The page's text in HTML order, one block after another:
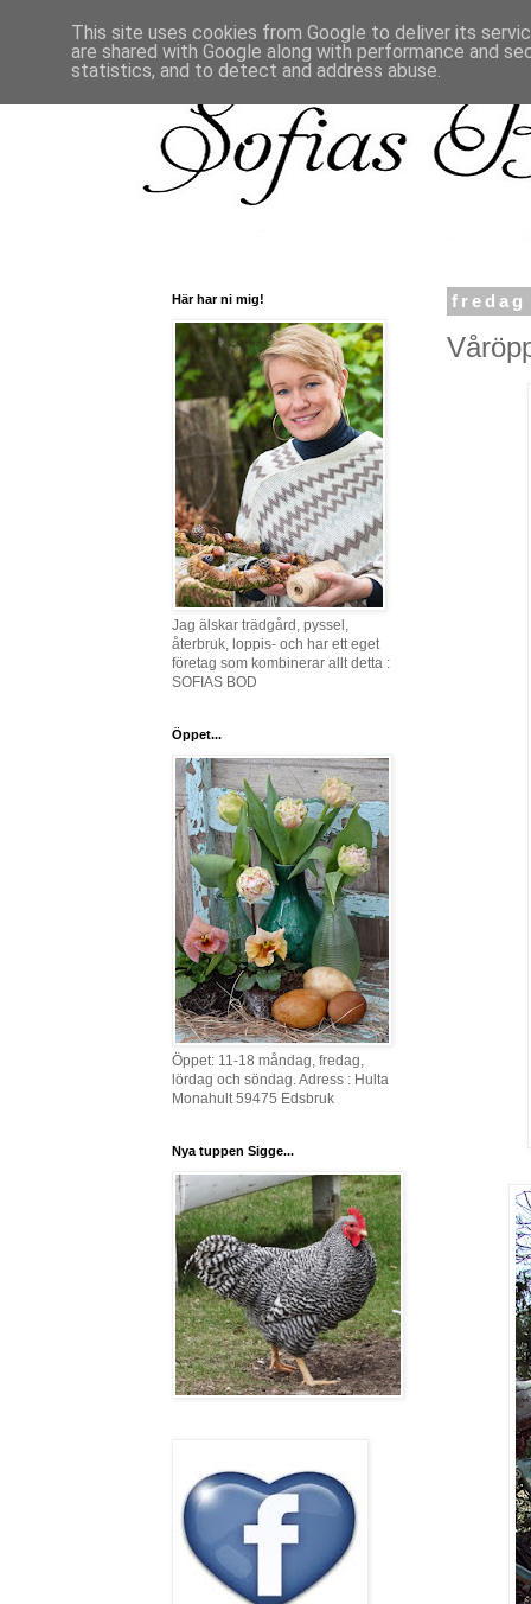
fredag
Här har ni mig!
Jag älskar trädgård, pyssel,
återbruk, loppis- och har ett eget
företag som kombinerar allt detta :
SOFIAS BOD
Öppet...
Öppet: 11-18 måndag, fredag,
lördag och söndag. Adress : Hulta
Monahult 59475 Edsbruk
Nya tuppen Sigge...
This site uses cookies from Google to deliver its
are shared with Google along with performance and
statistics, and to detect and address abuse.